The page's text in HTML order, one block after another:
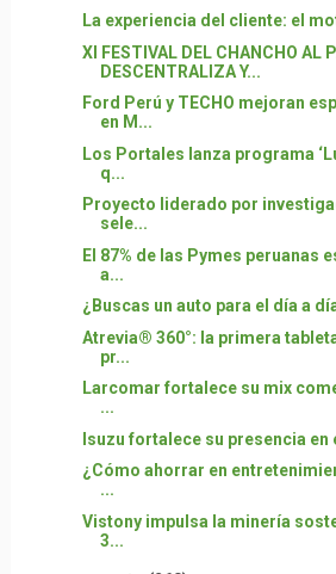
La experiencia del cliente: el
XI FESTIVAL DEL CHANCHO AL
DESCENTRALIZA Y...
Ford Perú y TECHO mejoran
en M...
Los Portales lanza programa
q...
Proyecto liderado por
sele...
El 87% de las Pymes peruanas
a...
¿Buscas un auto para el día a
Atrevia® 360°: la primera
pr...
Larcomar fortalece su mix
...
Isuzu fortalece su presencia
¿Cómo ahorrar en
...
Vistony impulsa la minería
3...